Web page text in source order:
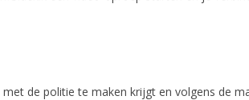
de politie te maken krijgt en volgens de